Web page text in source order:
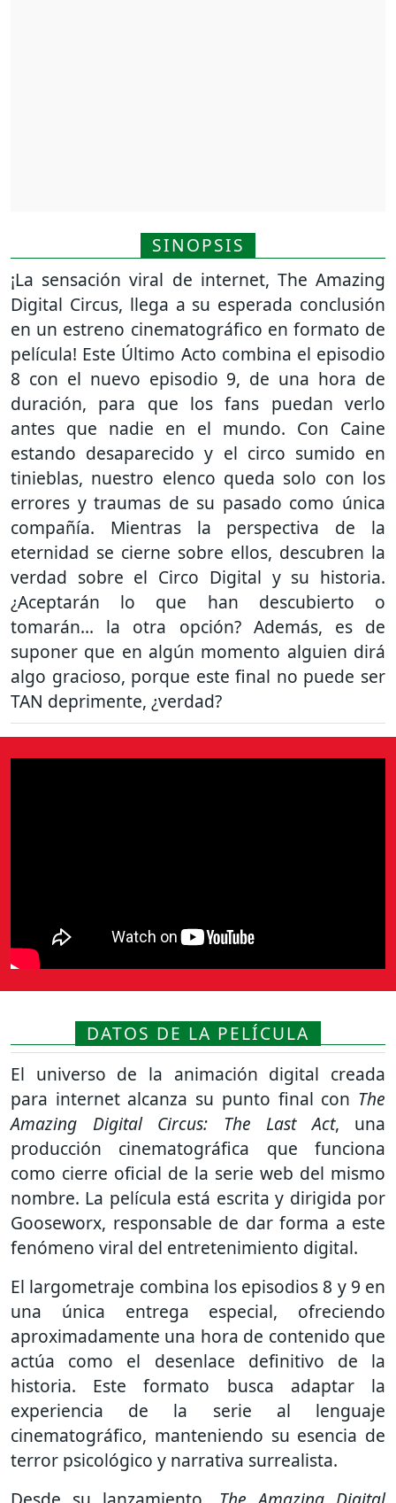
SINOPSIS
¡La sensación viral de internet, The Amazing
Digital Circus, llega a su esperada conclusión
en un estreno cinematográfico en formato de
película! Este Último Acto combina el episodio
8 con el nuevo episodio 9, de una hora de
duración, para que los fans puedan verlo
antes que nadie en el mundo. Con Caine
estando desaparecido y el circo sumido en
tinieblas, nuestro elenco queda solo con los
errores y traumas de su pasado como única
compañía. Mientras la perspectiva de la
eternidad se cierne sobre ellos, descubren la
verdad sobre el Circo Digital y su historia.
¿Aceptarán lo que han descubierto o
tomarán... la otra opción? Además, es de
suponer que en algún momento alguien dirá
algo gracioso, porque este final no puede ser
TAN deprimente, ¿verdad?
DATOS DE LA PELÍCULA
El universo de la animación digital creada
para internet alcanza su punto final con The
Amazing Digital Circus: The Last Act, una
producción cinematográfica que funciona
como cierre oficial de la serie web del mismo
nombre. La película está escrita y dirigida por
Gooseworx, responsable de dar forma a este
fenómeno viral del entretenimiento digital.
El largometraje combina los episodios 8 y 9 en
una única entrega especial, ofreciendo
aproximadamente una hora de contenido que
actúa como el desenlace definitivo de la
historia. Este formato busca adaptar la
experiencia de la serie al lenguaje
cinematográfico, manteniendo su esencia de
terror psicológico y narrativa surrealista.